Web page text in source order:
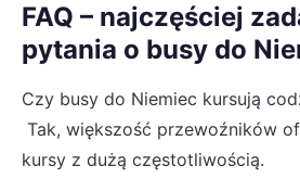
FAQ – najczęściej
pytania o busy do
Czy busy do Niemiec kursują
Tak, większość przewoźników
kursy z dużą częstotliwością.